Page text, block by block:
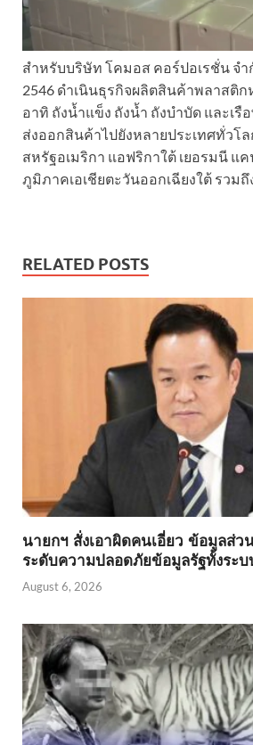
สำหรับบริษัท โคมอส คอร์ปอเรชั่น จ
2546 ดำเนินธุรกิจผลิตสินค้าพลาสติ
อาทิ ถังน้ำแข็ง ถังน้ำ ถังบำบัด และเรื
ส่งออกสินค้าไปยังหลายประเทศทั่วโล
สหรัฐอเมริกา แอฟริกาใต้ เยอรมนี แ
ภูมิภาคเอเชียตะวันออกเฉียงใต้ รวม
RELATED POSTS
นายกฯ สั่งเอาผิดคนเอี่ยว ข้อมูลส่
ระดับความปลอดภัยข้อมูลรัฐทั้งระบ
August 6, 2026